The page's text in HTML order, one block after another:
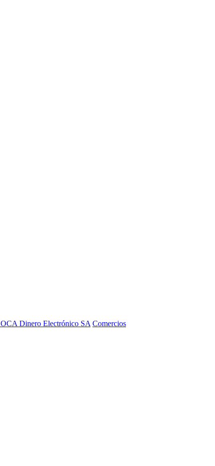
Dinero Electrónico SA Comercios